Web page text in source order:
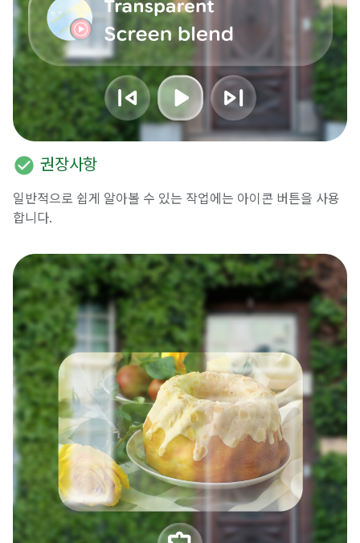
check_circle 권장사항
일반적으로 쉽게 알아볼 수 있는 작업에는 아이콘 버튼을 사용
합니다.